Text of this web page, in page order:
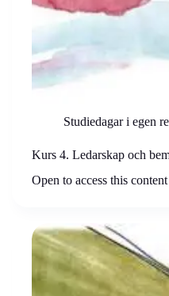
Studiedagar i egen
Kurs 4. Ledarskap och
Open to access this content